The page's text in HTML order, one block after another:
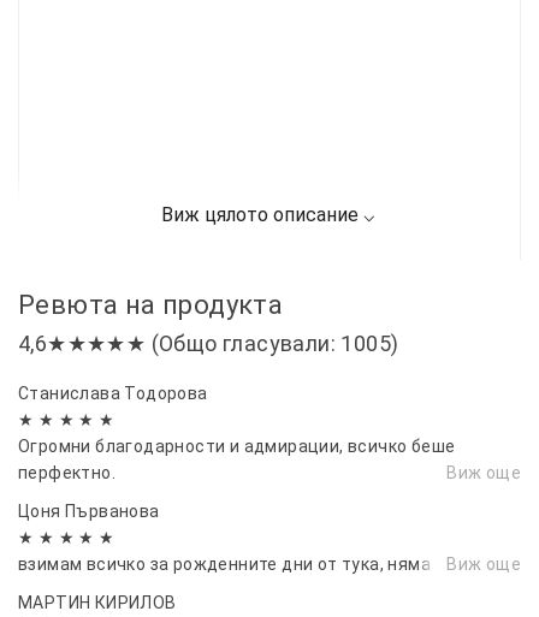
Ревюта на продукта
4,6★★★★★ (Общо гласували: 1005)
Станислава Тодорова
★ ★ ★ ★ ★
Огромни благодарности и адмирации, всичко беше
перфектно.
Виж още
Цоня Първанова
★ ★ ★ ★ ★
взимам всичко за рожденните дни от тука, няма грешка
Виж още
МАРТИН КИРИЛОВ